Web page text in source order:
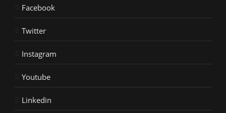
Facebook
Twitter
Instagram
Youtube
Linkedin